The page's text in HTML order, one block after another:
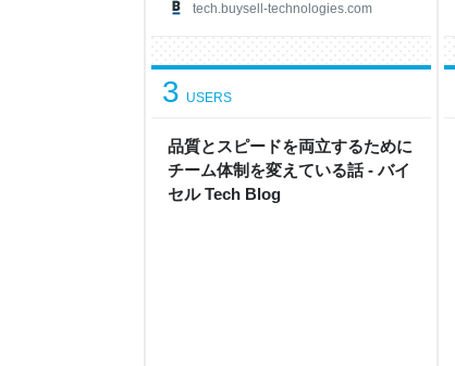
tech.buysell-technologies.com
品質とスピードを両立するために
チーム体制を変えている話 - バイ
セル Tech Blog
3 USERS